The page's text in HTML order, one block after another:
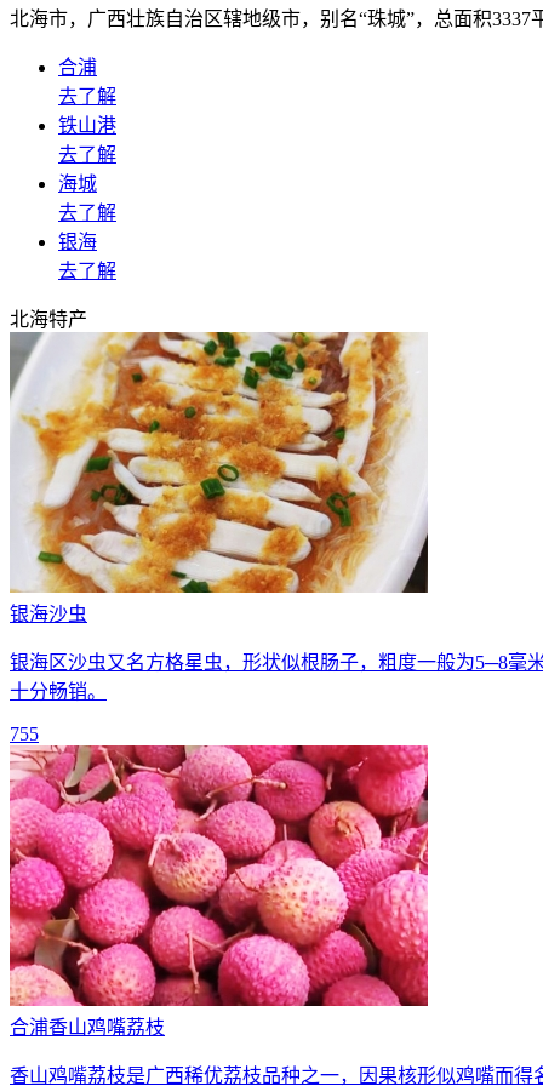
北海市，广西壮族自治区辖地级市，别名“珠城”，总面积
合浦
去了解
铁山港
去了解
海城
去了解
银海
去了解
北海特产
银海沙虫
银海区沙虫又名方格星虫，形状似根肠子，粗度一般为5─8毫
十分畅销。
755
合浦香山鸡嘴荔枝
香山鸡嘴荔枝是广西稀优荔枝品种之一，因果核形似鸡嘴而